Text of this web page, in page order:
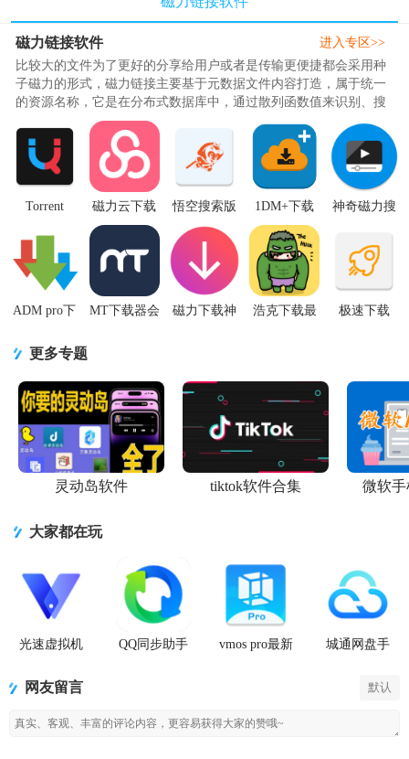
磁力链接软件
比较大的文件为了更好的分享给用户或者是传输更便捷都会采用种
子磁力的形式，磁力链接主要基于元数据文件内容打造，属于统一
的资源名称，它是在分布式数据库中，通过散列函数值来识别、搜
索来下载文档，为了让用户更..
进入专区>>
Torrent
Revolution(磁
力搜索)v1.7.
磁力云下载
神器app2.8.5
锁版
悟空搜索版
app20.08.17.15
安卓学习版
1DM+下载
器手机版
app19.2 最新
高级版
神奇磁力搜
v4.3.8 专业
无广告版
ADM pro下
级版
v14.0.37 最
新专业
MT下载器会
磁力下载神
浩克下载最
极速下载
更多专题
灵动岛软件 tiktok软件合集 微软手
大家都在玩
光速虚拟机
QQ同步助手
vmos pro最新
城通网盘手
网友留言 默认